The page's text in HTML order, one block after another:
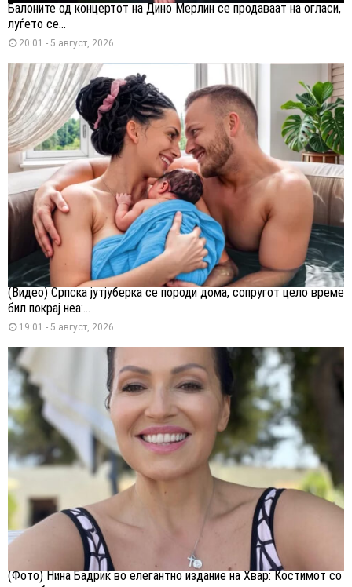
Балоните од концертот на Дино Мерлин се продаваат на огласи,
луѓето се...
20:01 - 5 август, 2026
(Видео) Српска јутјуберка се породи дома, сопругот цело време
бил покрај неа:...
19:01 - 5 август, 2026
(Фото) Нина Бадриќ во елегантно издание на Хвар: Костимот со